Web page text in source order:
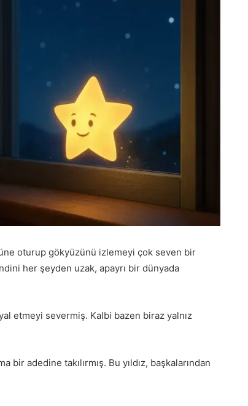
oturup gökyüzünü izlemeyi çok seven bir
her şeyden uzak, apayrı bir dünyada
etmeyi severmiş. Kalbi bazen biraz yalnız
bir adedine takılırmış. Bu yıldız, başkalarından